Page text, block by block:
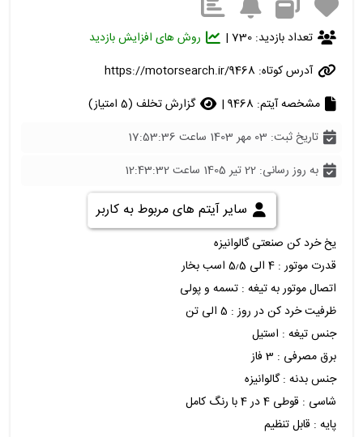
تعداد بازدید: 730 |
روش های افزایش بازدید
آدرس کوتاه: https://motorsearch.ir/9468
مشخصه آیتم: 9468 |
گزارش تخلف (5 امتیاز)
تاریخ ثبت: 03 مهر 1403 ساعت 17:53:36
به روز رسانی: 22 تیر 1405 ساعت 12:43:32
سایر آیتم های مربوط به کاربر
یخ خرد کن صنعتی گالوانیزه
قدرت موتور : 4 الی 5٫5 اسب بخار
اتصال موتور به تیغه : تسمه و پولی
ظرفیت خرد کن در روز : 5 الی تن
جنس تیغه : استیل
برق مصرفی : 3 فاز
جنس بدنه : گالوانیزه
شاسی : قوطی 4 در 4 با رنگ کامل
پایه : قابل تنظیم